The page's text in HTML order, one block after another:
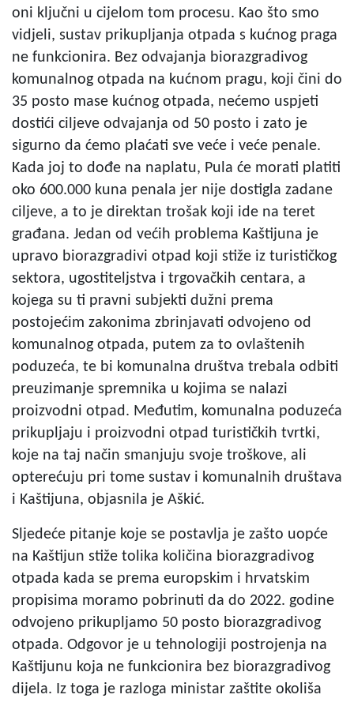
oni ključni u cijelom tom procesu. Kao što smo
vidjeli, sustav prikupljanja otpada s kućnog praga
ne funkcionira. Bez odvajanja biorazgradivog
komunalnog otpada na kućnom pragu, koji čini do
35 posto mase kućnog otpada, nećemo uspjeti
dostići ciljeve odvajanja od 50 posto i zato je
sigurno da ćemo plaćati sve veće i veće penale.
Kada joj to dođe na naplatu, Pula će morati platiti
oko 600.000 kuna penala jer nije dostigla zadane
ciljeve, a to je direktan trošak koji ide na teret
građana. Jedan od većih problema Kaštijuna je
upravo biorazgradivi otpad koji stiže iz turističkog
sektora, ugostiteljstva i trgovačkih centara, a
kojega su ti pravni subjekti dužni prema
postojećim zakonima zbrinjavati odvojeno od
komunalnog otpada, putem za to ovlaštenih
poduzeća, te bi komunalna društva trebala odbiti
preuzimanje spremnika u kojima se nalazi
proizvodni otpad. Međutim, komunalna poduzeća
prikupljaju i proizvodni otpad turističkih tvrtki,
koje na taj način smanjuju svoje troškove, ali
opterećuju pri tome sustav i komunalnih društava
i Kaštijuna, objasnila je Aškić.
Sljedeće pitanje koje se postavlja je zašto uopće
na Kaštijun stiže tolika količina biorazgradivog
otpada kada se prema europskim i hrvatskim
propisima moramo pobrinuti da do 2022. godine
odvojeno prikupljamo 50 posto biorazgradivog
otpada. Odgovor je u tehnologiji postrojenja na
Kaštijunu koja ne funkcionira bez biorazgradivog
dijela. Iz toga je razloga ministar zaštite okoliša